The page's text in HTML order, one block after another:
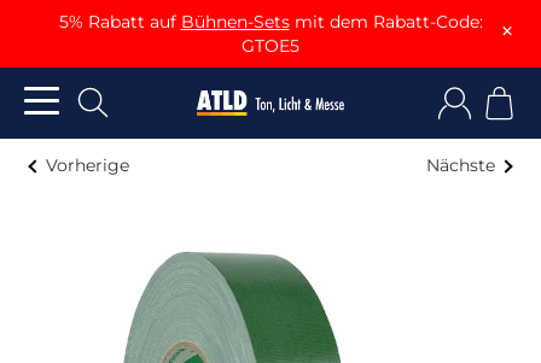
5% Rabatt auf Bühnen-Setsmit dem Rabatt-Code:
GTOE5
×
Vorherige Nächste